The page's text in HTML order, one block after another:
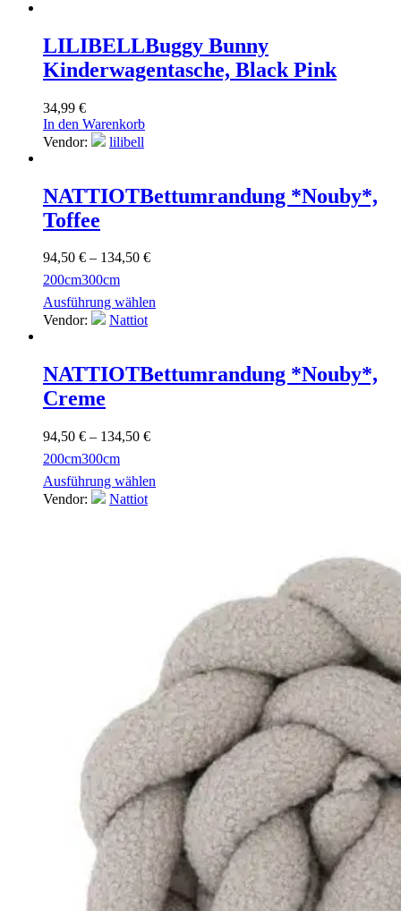
LILIBELLBuggy Bunny
Kinderwagentasche, Black Pink
34,99 €
In den Warenkorb
Vendor:
lilibell
NATTIOTBettumrandung *Nouby*,
Toffee
94,50 € – 134,50 €
200cm300cm
Ausführung wählen
Vendor:
Nattiot
NATTIOTBettumrandung *Nouby*,
Creme
94,50 € – 134,50 €
200cm300cm
Ausführung wählen
Vendor:
Nattiot